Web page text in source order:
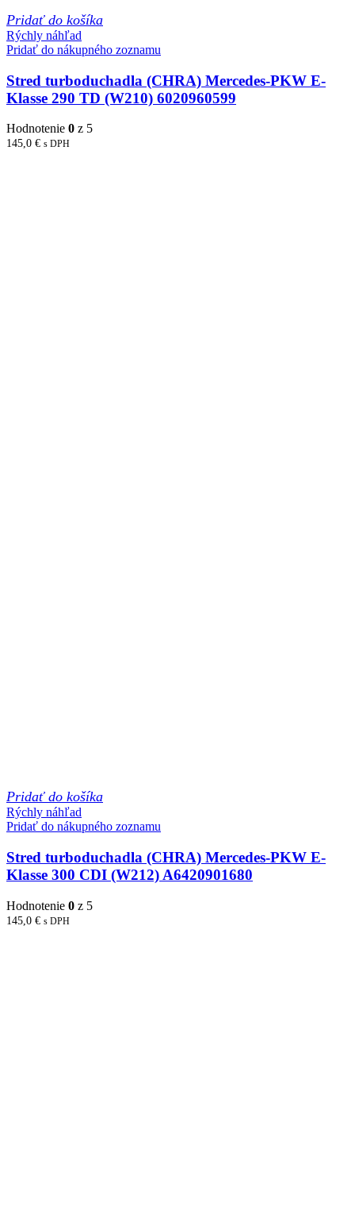
Pridať do košíka
Rýchly náhľad
Pridať do nákupného zoznamu
Stred turboduchadla (CHRA) Mercedes-PKW E-
Klasse 290 TD (W210) 6020960599
Hodnotenie 0 z 5
145,0 € s DPH
Pridať do košíka
Rýchly náhľad
Pridať do nákupného zoznamu
Stred turboduchadla (CHRA) Mercedes-PKW E-
Klasse 300 CDI (W212) A6420901680
Hodnotenie 0 z 5
145,0 € s DPH